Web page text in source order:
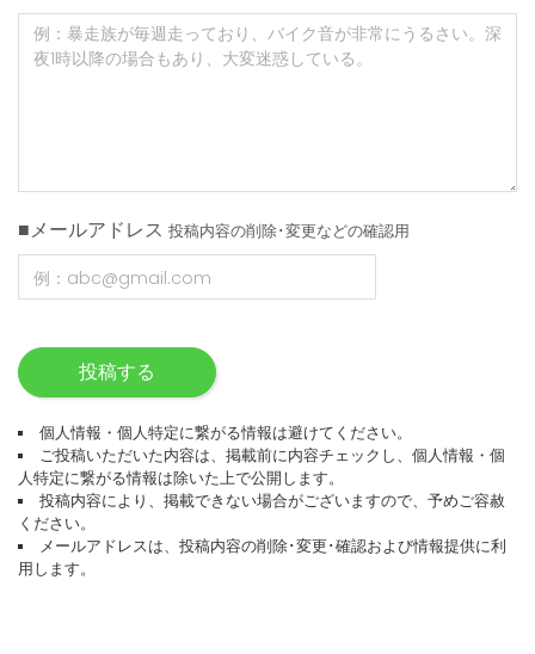
■メールアドレス 投稿内容の削除･変更などの確認用
投稿する
個人情報・個人特定に繋がる情報は避けてください。
ご投稿いただいた内容は、掲載前に内容チェックし、個人情報・個
人特定に繋がる情報は除いた上で公開します。
投稿内容により、掲載できない場合がございますので、予めご容赦
ください。
メールアドレスは、投稿内容の削除･変更･確認および情報提供に利
用します。